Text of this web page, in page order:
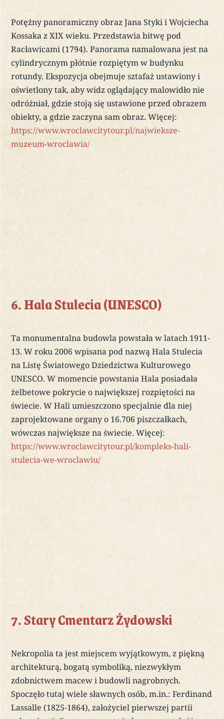
Potężny panoramiczny obraz Jana Styki i Wojciecha
Kossaka z XIX wieku. Przedstawia bitwę pod
Racławicami (1794). Panorama namalowana jest na
cylindrycznym płótnie rozpiętym w budynku
rotundy. Ekspozycja obejmuje sztafaż ustawiony i
oświetlony tak, aby widz oglądający malowidło nie
odróżniał, gdzie stoją się ustawione przed obrazem
obiekty, a gdzie zaczyna sam obraz. Więcej:
https://www.wroclawcitytour.pl/najwieksze-
muzeum-wroclawia/
6. Hala Stulecia (UNESCO)
Ta monumentalna budowla powstała w latach 1911-
13. W roku 2006 wpisana pod nazwą Hala Stulecia
na Listę Światowego Dziedzictwa Kulturowego
UNESCO. W momencie powstania Hala posiadała
żelbetowe pokrycie o największej rozpiętości na
świecie. W Hali umieszczono specjalnie dla niej
zaprojektowane organy o 16.706 piszczałkach,
wówczas największe na świecie. Więcej:
https://www.wroclawcitytour.pl/kompleks-hali-
stulecia-we-wroclawiu/
7. Stary Cmentarz Żydowski
Nekropolia ta jest miejscem wyjątkowym, z piękną
architekturą, bogatą symboliką, niezwykłym
zdobnictwem macew i budowli nagrobnych.
Spoczęło tutaj wiele sławnych osób, m.in.: Ferdinand
Lassalle (1825-1864), założyciel pierwszej partii